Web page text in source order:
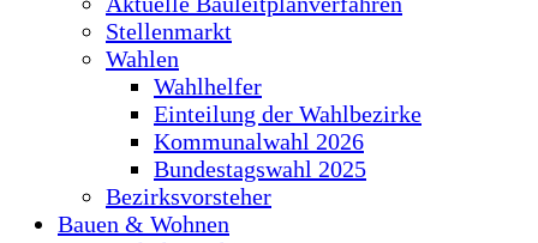
Stellenmarkt
Wahlen
Wahlhelfer
Einteilung der Wahlbezirke
Kommunalwahl 2026
Bundestagswahl 2025
Bezirksvorsteher
Bauen & Wohnen